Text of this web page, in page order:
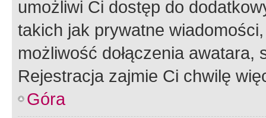
umożliwi Ci dostęp do
takich jak prywatne
możliwość dołączenia
Rejestracja zajmie Ci chwilę
Góra